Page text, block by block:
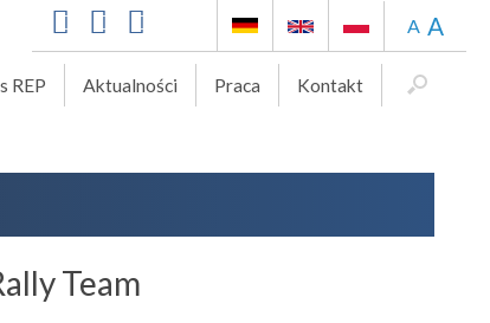
A A
REP Aktualności Praca Kontakt
Team